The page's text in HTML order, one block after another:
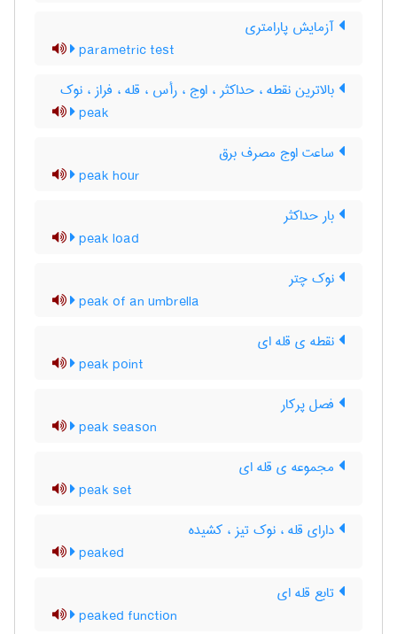
آزمایش پارامتری
parametric test
بالاترین نقطه ، حداکثر ، اوج ، رأس ، قله ، فراز ، نوک
peak
ساعت اوج مصرف برق
peak hour
بار حداکثر
peak load
نوک چتر
peak of an umbrella
نقطه ی قله ای
peak point
فصل پرکار
peak season
مجموعه ی قله ای
peak set
دارای قله ، نوک تیز ، کشیده
peaked
تابع قله ای
peaked function